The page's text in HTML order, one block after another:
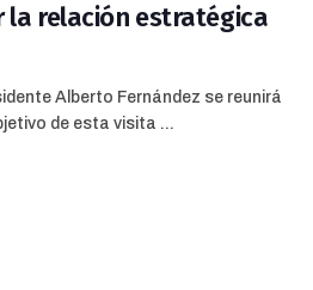
la relación estratégica
Alberto Fernández se reunirá
de esta visita ...